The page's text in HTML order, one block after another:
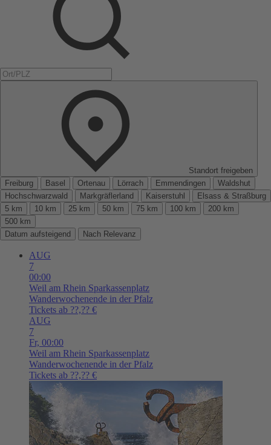
Standort freigeben
Freiburg
Basel Ortenau Lörrach Emmendingen
Waldshut
Hochschwarzwald
Markgräflerland Kaiserstuhl
Elsass & Straßburg
5 km
10 km 25 km 50 km 75 km 100 km
200 km
500 km
Datum aufsteigend
Nach Relevanz
AUG
7
00:00
Weil am Rhein Sparkassenplatz
Wanderwochenende in der Pfalz
Tickets ab ??,?? €
AUG
7
Fr, 00:00
Weil am Rhein Sparkassenplatz
Wanderwochenende in der Pfalz
Tickets ab ??,?? €